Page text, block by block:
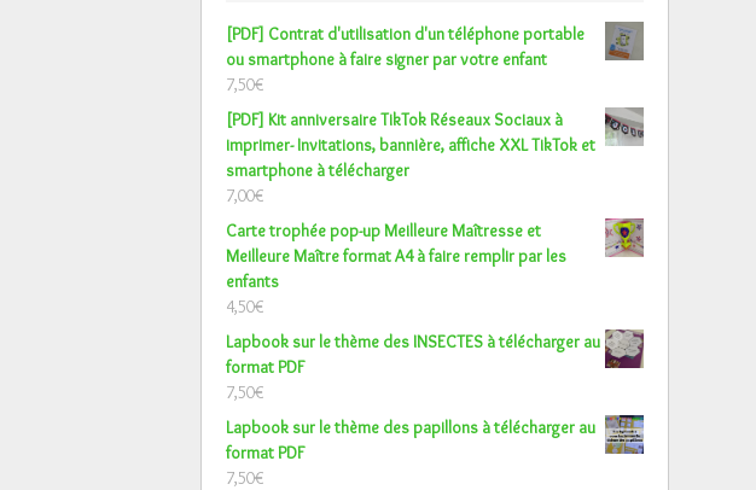
[PDF] Contrat d'utilisation d'un téléphone portable
ou smartphone à faire signer par votre enfant
7,50€
[PDF] Kit anniversaire TikTok Réseaux Sociaux à
imprimer- Invitations, bannière, affiche XXL TikTok et
smartphone à télécharger
7,00€
Carte trophée pop-up Meilleure Maîtresse et
Meilleure Maître format A4 à faire remplir par les
enfants
4,50€
Lapbook sur le thème des INSECTES à télécharger au
format PDF
7,50€
Lapbook sur le thème des papillons à télécharger au
format PDF
7,50€